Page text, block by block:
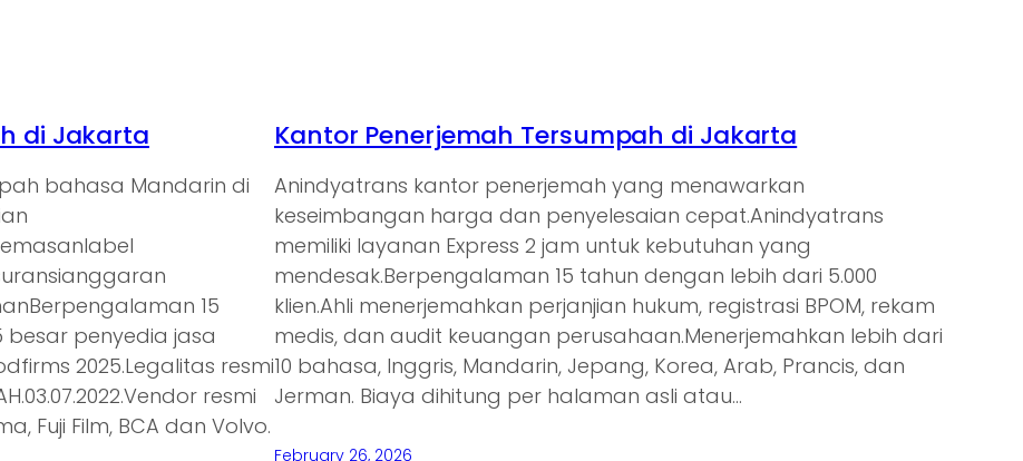
di Jakarta
bahasa Mandarin di
15
besar penyedia jasa
2025.Legalitas resmi
resmi
Fuji Film, BCA dan Volvo.
Kantor Penerjemah Tersumpah di Jakarta
Anindyatrans kantor penerjemah yang menawarkan
keseimbangan harga dan penyelesaian cepat.Anindyatrans
memiliki layanan Express 2 jam untuk kebutuhan yang
mendesak.Berpengalaman 15 tahun dengan lebih dari 5.000
klien.Ahli menerjemahkan perjanjian hukum, registrasi BPOM, rekam
medis, dan audit keuangan perusahaan.Menerjemahkan lebih dari
10 bahasa, Inggris, Mandarin, Jepang, Korea, Arab, Prancis, dan
Jerman. Biaya dihitung per halaman asli atau…
February 26, 2026